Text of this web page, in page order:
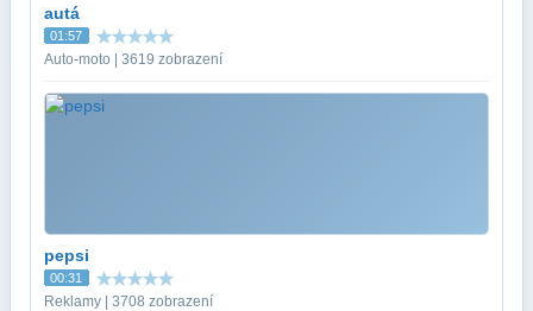
autá
01:57
Auto-moto | 3619 zobrazení
pepsi
00:31
Reklamy | 3708 zobrazení